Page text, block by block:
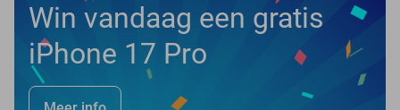
Win vandaag een gratis
iPhone 17 Pro